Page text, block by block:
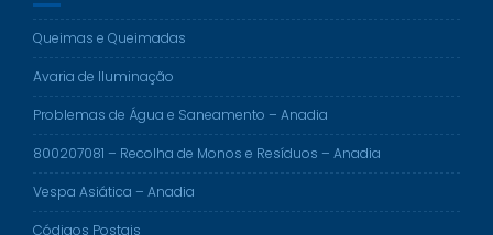
Queimas e Queimadas
Avaria de Iluminação
Problemas de Água e Saneamento – Anadia
800207081 – Recolha de Monos e Resíduos – Anadia
Vespa Asiática – Anadia
Códigos Postais